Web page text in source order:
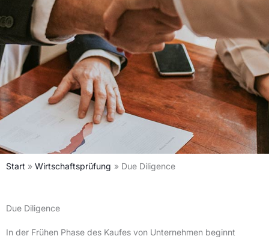
Start Wirtschaftsprüfung Due Diligence
Due Diligence
In der Frühen Phase des Kaufes von Unternehmen beginnt